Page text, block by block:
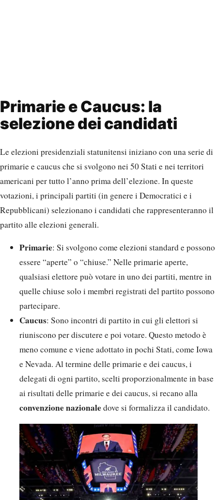
Primarie e Caucus: la
selezione dei candidati
Le elezioni presidenziali statunitensi iniziano con una serie di
primarie e caucus che si svolgono nei 50 Stati e nei territori
americani per tutto l’anno prima dell’elezione. In queste
votazioni, i principali partiti (in genere i Democratici e i
Repubblicani) selezionano i candidati che rappresenteranno il
partito alle elezioni generali.
Primarie: Si svolgono come elezioni standard e possono
essere “aperte” o “chiuse.” Nelle primarie aperte,
qualsiasi elettore può votare in uno dei partiti, mentre in
quelle chiuse solo i membri registrati del partito possono
partecipare.
Caucus: Sono incontri di partito in cui gli elettori si
riuniscono per discutere e poi votare. Questo metodo è
meno comune e viene adottato in pochi Stati, come Iowa
e Nevada. Al termine delle primarie e dei caucus, i
delegati di ogni partito, scelti proporzionalmente in base
ai risultati delle primarie e dei caucus, si recano alla
convenzione nazionaledove si formalizza il candidato.